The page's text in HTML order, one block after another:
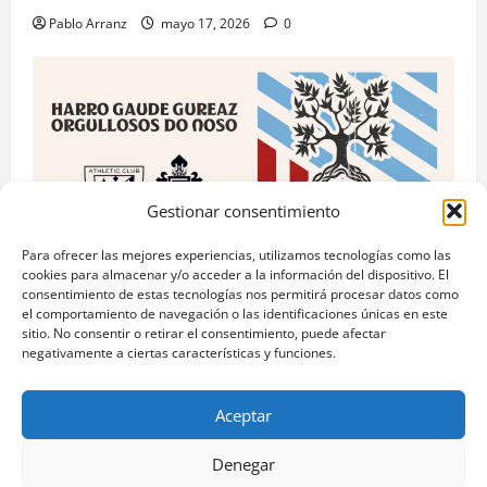
Gestionar consentimiento
Para ofrecer las mejores experiencias, utilizamos tecnologías como las
cookies para almacenar y/o acceder a la información del dispositivo. El
consentimiento de estas tecnologías nos permitirá procesar datos como
el comportamiento de navegación o las identificaciones únicas en este
sitio. No consentir o retirar el consentimiento, puede afectar
negativamente a ciertas características y funciones.
Aceptar
Denegar
Pablo Arranz mayo 17, 2026 0
RC Celta
Celta y Athletic Club unidos por el “Día das Letras
mayo 17, 2026